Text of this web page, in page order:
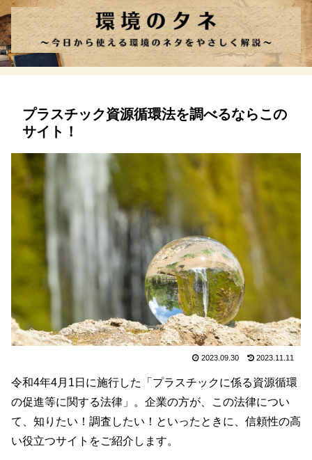
プラスチック資源循環法を調べるならこの
サイト！
2023.09.30 2023.11.11
令和4年4月1日に施行した「プラスチックに係る資源循環
の促進等に関する法律」。企業の方が、この法律につい
て、知りたい！調査したい！といったときに、信頼性の高
い役立つサイトをご紹介します。